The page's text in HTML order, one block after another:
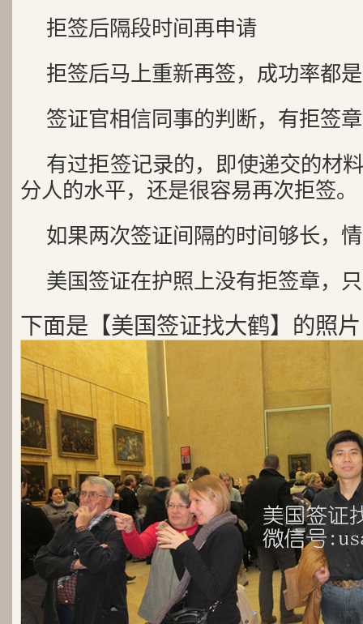
拒签后隔段时间再申请
拒签后马上重新再签，成功率都
签证官相信同事的判断，有拒签
有过拒签记录的，即使递交的材
分人的水平，还是很容易再次拒签。
如果两次签证间隔的时间够长，
美国签证在护照上没有拒签章，
下面是【美国签证找大鹤】的照片